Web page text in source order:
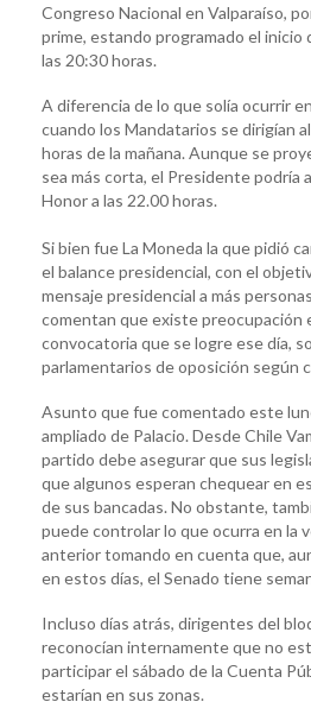
Congreso Nacional en Valparaíso,
prime, estando programado el inicio
las 20:30 horas.
A diferencia de lo que solía ocurrir
cuando los Mandatarios se dirigían
horas de la mañana. Aunque se
sea más corta, el Presidente podría
Honor a las 22.00 horas.
Si bien fue La Moneda la que pidió
el balance presidencial, con el
mensaje presidencial a más
comentan que existe preocupación
convocatoria que se logre ese día,
parlamentarios de oposición según
Asunto que fue comentado este
ampliado de Palacio. Desde Chile
partido debe asegurar que sus
que algunos esperan chequear en
de sus bancadas. No obstante,
puede controlar lo que ocurra en la
anterior tomando en cuenta que,
en estos días, el Senado tiene
Incluso días atrás, dirigentes del
reconocían internamente que no
participar el sábado de la Cuenta
estarían en sus zonas.